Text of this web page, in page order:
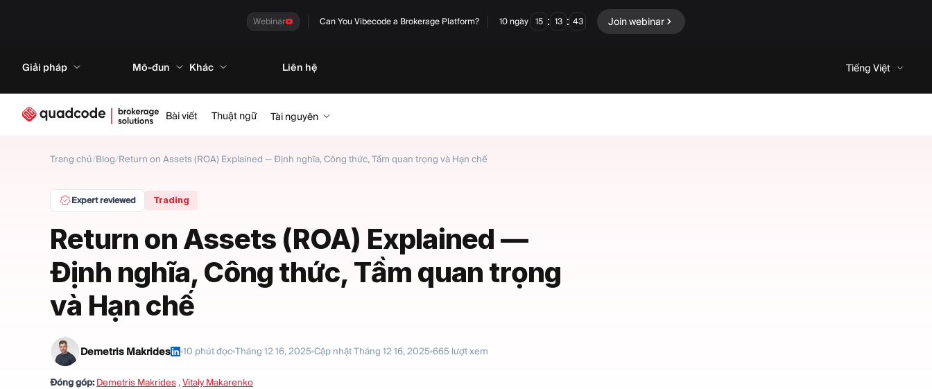
Webinar Can You Vibecode a Brokerage Platform? 10 ngày 15 : 13 : 42 Join webinar
Giải pháp Mô-đun Khác Liên hệ Tiếng Việt
Bài viết Thuật ngữ Tài nguyên
Trang chủ/Blog/Return on Assets (ROA) Explained — Định nghĩa, Công thức, Tầm quan trọng và Hạn chế
Expert reviewed Trading
Return on Assets (ROA) Explained —
Định nghĩa, Công thức, Tầm quan trọng
và Hạn chế
Demetris Makrides 10 phút đọc Tháng 12 16, 2025 Cập nhậtTháng 12 16, 2025 665 lượt xem
Đóng góp: Demetris Makrides ,Vitaly Makarenko